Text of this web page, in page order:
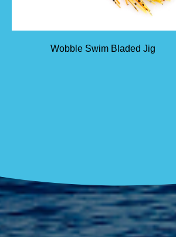
Wobble Swim Bladed Jig